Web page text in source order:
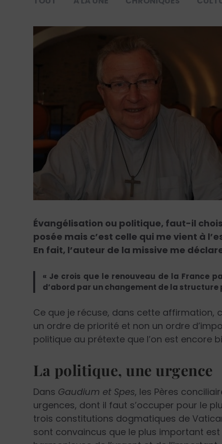
Évangélisation ou politique, faut-il
posée mais c’est celle qui me vient à
En fait, l’auteur de la missive me
« Je crois que le renouveau de la France
d’abord par un changement de la structure
Ce que je récuse, dans cette affirmation,
un ordre de priorité et non un ordre
politique au prétexte que l’on est encore
La politique, une urgence
Dans Gaudium et Spes, les Pères
urgences, dont il faut s’occuper pour le
trois constitutions dogmatiques de
sont convaincus que le plus important